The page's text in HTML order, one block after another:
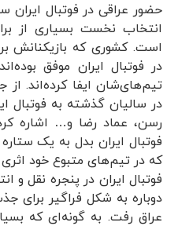
حضور عراقی در فوتبال ایران
انتخاب نخست بسیاری از
است. کشوری که بازیکنانش
در فوتبال ایران موفق
تیم‌های‌شان ایفا کرده‌اند. از
در سالیان گذشته به فوتبال
رسن، عماد رضا و… اشاره
فوتبال ایران بدل به یک
که در تیم‌های متبوع خود اثری
فوتبال ایران در پنجره نقل و
دوباره به شکل فراگیر برای
عراق رفت. به گونه‌ای که